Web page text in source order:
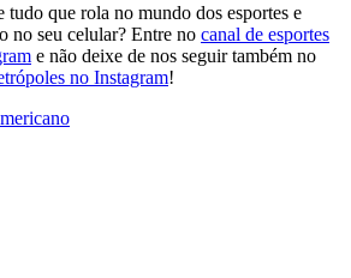
que rola no mundo dos esportes e
no seu celular? Entre no canal de esportes
e não deixe de nos seguir também no
no Instagram!